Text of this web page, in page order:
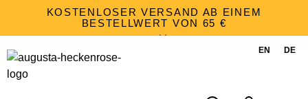
KOSTENLOSER VERSAND AB EINEM
BESTELLWERT VON 65 €